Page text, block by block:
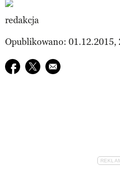
redakcja
Opublikowano: 01.12.2015,
Udostępnij na facebook
Udostępnij na twitter
E-mail do